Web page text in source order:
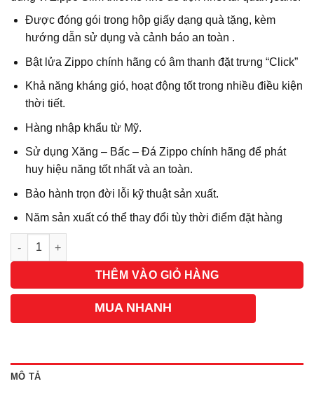
Được đóng gói trong hộp giấy dạng quà tặng, kèm
hướng dẫn sử dụng và cảnh báo an toàn .
Bật lửa Zippo chính hãng có âm thanh đặt trưng “Click”
Khả năng kháng gió, hoạt động tốt trong nhiều điều kiện
thời tiết.
Hàng nhập khẩu từ Mỹ.
Sử dụng Xăng – Bấc – Đá Zippo chính hãng để phát
huy hiệu năng tốt nhất và an toàn.
Bảo hành trọn đời lỗi kỹ thuật sản xuất.
Năm sản xuất có thể thay đổi tùy thời điểm đặt hàng
Số lượng
THÊM VÀO GIỎ HÀNG
MUA NHANH
MÔ TẢ